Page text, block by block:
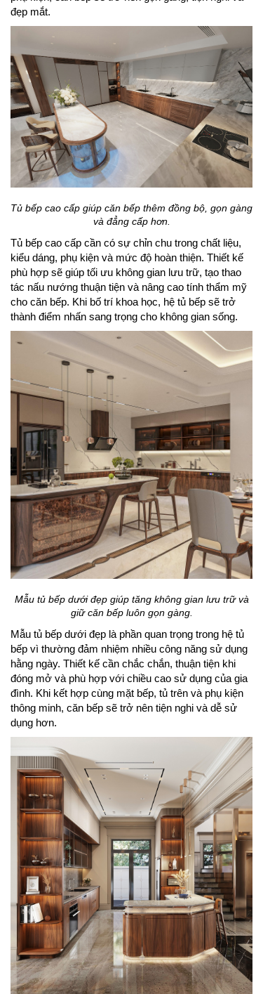
đẹp mắt.
Tủ bếp cao cấp giúp căn bếp thêm đồng bộ, gọn gàng
và đẳng cấp hơn.
Tủ bếp cao cấp cần có sự chỉn chu trong chất liệu,
kiểu dáng, phụ kiện và mức độ hoàn thiện. Thiết kế
phù hợp sẽ giúp tối ưu không gian lưu trữ, tạo thao
tác nấu nướng thuận tiện và nâng cao tính thẩm mỹ
cho căn bếp. Khi bố trí khoa học, hệ tủ bếp sẽ trở
thành điểm nhấn sang trọng cho không gian sống.
Mẫu tủ bếp dưới đẹp giúp tăng không gian lưu trữ và
giữ căn bếp luôn gọn gàng.
Mẫu tủ bếp dưới đẹp là phần quan trọng trong hệ tủ
bếp vì thường đảm nhiệm nhiều công năng sử dụng
hằng ngày. Thiết kế cần chắc chắn, thuận tiện khi
đóng mở và phù hợp với chiều cao sử dụng của gia
đình. Khi kết hợp cùng mặt bếp, tủ trên và phụ kiện
thông minh, căn bếp sẽ trở nên tiện nghi và dễ sử
dụng hơn.